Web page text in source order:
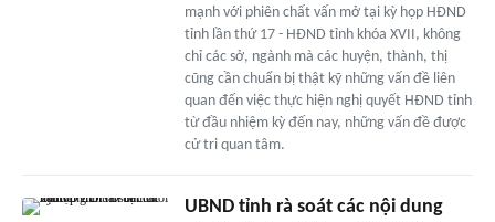
mạnh với phiên chất vấn mở tại kỳ họp HĐND
tỉnh lần thứ 17 - HĐND tỉnh khóa XVII, không
chỉ các sở, ngành mà các huyện, thành, thị
cũng cần chuẩn bị thật kỹ những vấn đề liên
quan đến việc thực hiện nghị quyết HĐND tỉnh
từ đầu nhiệm kỳ đến nay, những vấn đề được
cử tri quan tâm.
UBND tỉnh rà soát các nội dung